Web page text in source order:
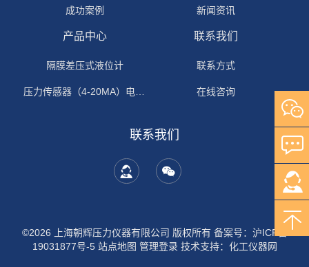
成功案例 新闻资讯
产品中心
隔膜差压式液位计
压力传感器（4-20MA）电流输出
联系我们
联系方式
在线咨询
联系我们
©2026 上海朝辉压力仪器有限公司 版权所有 备案号：沪ICP备
19031877号-5 站点地图 管理登录技术支持： 化工仪器网